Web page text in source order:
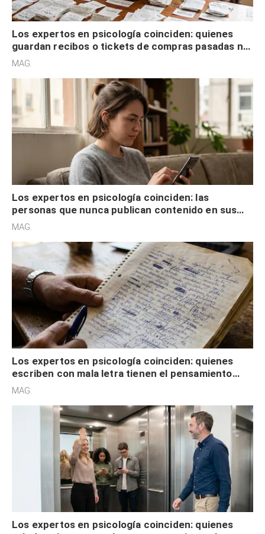
Los expertos en psicología coinciden: quienes
guardan recibos o tickets de compras pasadas no
son acumuladores, sino que tienen necesidad de
MAG.
Los expertos en psicología coinciden: las
personas que nunca publican contenido en sus
redes sociales no pretenden buscar validación
MAG.
Los expertos en psicología coinciden: quienes
escriben con mala letra tienen el pensamiento
acelerado y no lo hacen por desinterés
MAG.
Los expertos en psicología coinciden: quienes